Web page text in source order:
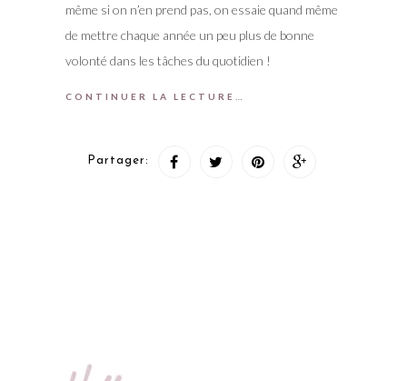
même si on n’en prend pas, on essaie quand même
de mettre chaque année un peu plus de bonne
volonté dans les tâches du quotidien !
CONTINUER LA LECTURE…
Partager: